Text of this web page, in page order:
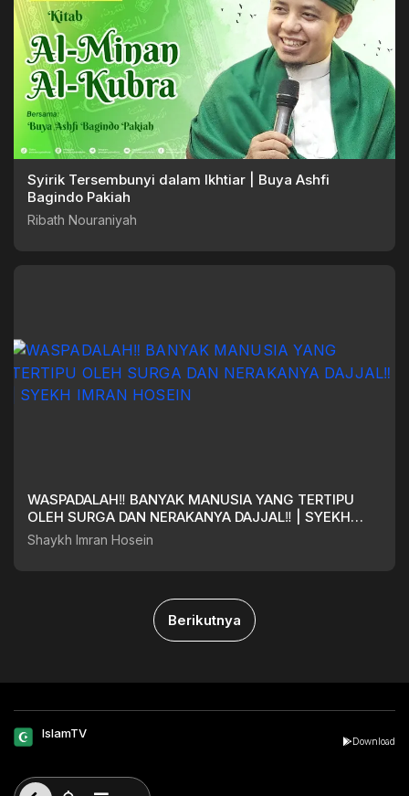
Syirik Tersembunyi dalam Ikhtiar | Buya Ashfi
Bagindo Pakiah
Ribath Nouraniyah
WASPADALAH‼️ BANYAK MANUSIA YANG TERTIPU
OLEH SURGA DAN NERAKANYA DAJJAL‼️ | SYEKH
IMRAN HOSEIN
Shaykh Imran Hosein
Berikutnya
IslamTV
Download